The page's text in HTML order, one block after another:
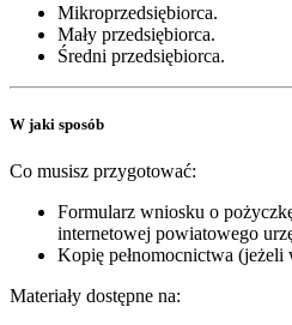
Mikroprzedsiębiorca.
Mały przedsiębiorca.
Średni przedsiębiorca.
W jaki sposób
Co musisz przygotować:
Formularz wniosku o
internetowej powiatowego
Kopię pełnomocnictwa (jeżeli
Materiały dostępne na: